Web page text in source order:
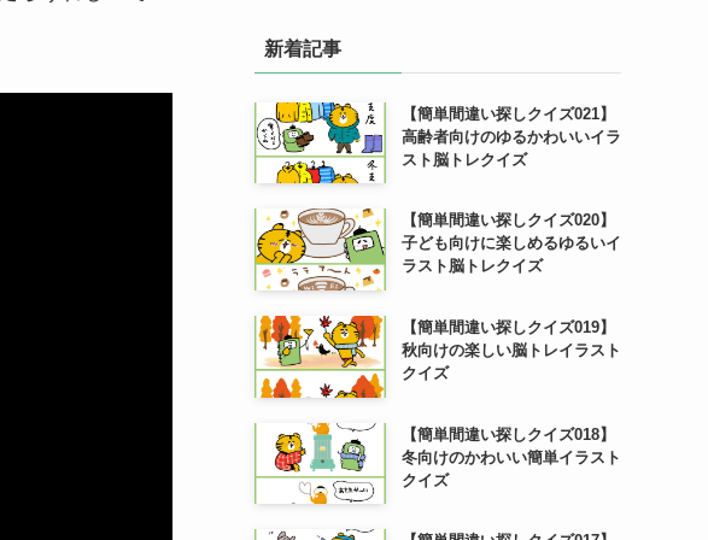
新着記事
【簡単間違い探しクイズ021】
高齢者向けのゆるかわいいイラ
スト脳トレクイズ
【簡単間違い探しクイズ020】
子ども向けに楽しめるゆるいイ
ラスト脳トレクイズ
【簡単間違い探しクイズ019】
秋向けの楽しい脳トレイラスト
クイズ
【簡単間違い探しクイズ018】
冬向けのかわいい簡単イラスト
クイズ